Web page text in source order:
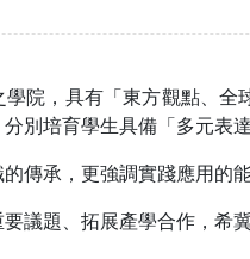
院，具有「東方觀點、
別培育學生具備「多元表
傳承，更強調實踐應用的
議題、拓展產學合作，希